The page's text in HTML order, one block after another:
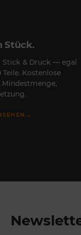
Stück.
& Druck — egal
Teile. Kostenlose
Mindestmenge,
→